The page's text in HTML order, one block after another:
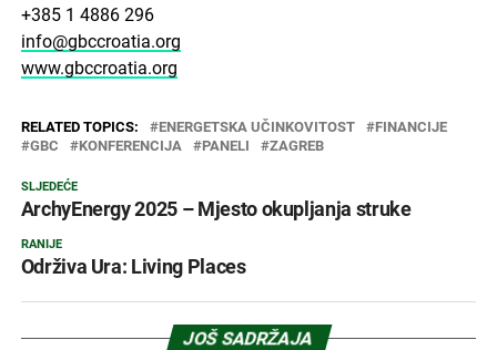
+385 1 4886 296
info@gbccroatia.org
www.gbccroatia.org
RELATED TOPICS: ENERGETSKA UČINKOVITOST
FINANCIJE
GBC
KONFERENCIJA PANELI ZAGREB
SLJEDEĆE
ArchyEnergy 2025 – Mjesto okupljanja struke
RANIJE
Održiva Ura: Living Places
JOŠ SADRŽAJA